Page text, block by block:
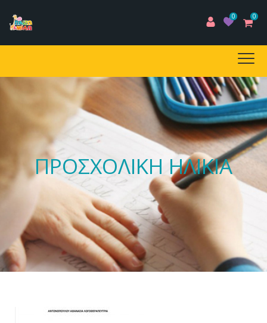
0
0
ΠΡΟΣΧΟΛΙΚΗ ΗΛΙΚΙΑ